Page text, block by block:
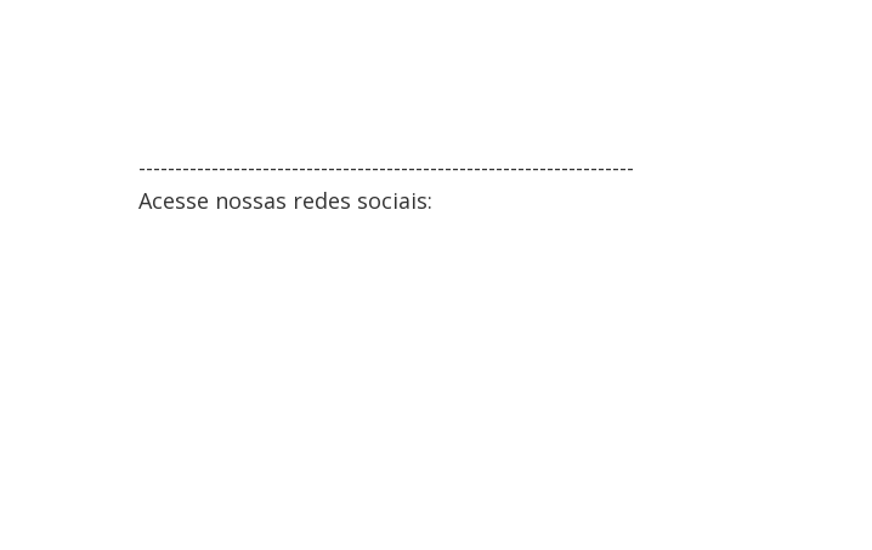
--------------------------------------------------------------------
Acesse nossas redes sociais: